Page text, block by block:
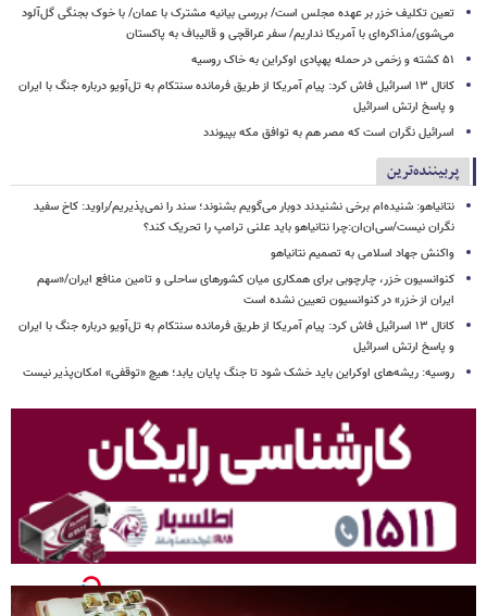
تعین تکلیف خزر بر عهده مجلس است/ بررسی بیانیه مشترک با عمان/ با خوک‌ بجنگی گل‌آلود
می‌شوی/مذاکره‌ای با آمریکا نداریم/ سفر عراقچی و قالیباف به پاکستان
۵۱ کشته و زخمی در حمله پهپادی اوکراین به خاک روسیه
کانال ۱۳ اسرائیل فاش کرد: پیام آمریکا از طریق فرمانده سنتکام به تل‌آویو درباره جنگ با ایران
و پاسخ ارتش اسرائیل
اسرائیل نگران است که مصر هم به توافق مکه بپیوندد
پربیننده‌ترین
نتانیاهو: شنیده‌ام برخی نشنیدند دوبار می‌گویم بشنوند؛ سند را نمی‌پذیریم/راوید: کاخ سفید
نگران نیست/سی‌ان‌ان:چرا نتانیاهو باید علنی ترامپ را تحریک کند؟
واکنش جهاد اسلامی به تصمیم نتانیاهو
کنوانسیون خزر، چارچوبی برای همکاری میان کشورهای ساحلی و تامین منافع ایران/«سهم
ایران از خزر» در کنوانسیون تعیین نشده است
کانال ۱۳ اسرائیل فاش کرد: پیام آمریکا از طریق فرمانده سنتکام به تل‌آویو درباره جنگ با ایران
و پاسخ ارتش اسرائیل
روسیه: ریشه‌های اوکراین باید خشک شود تا جنگ پایان یابد؛ هیچ «توقفی» امکان‌پذیر نیست